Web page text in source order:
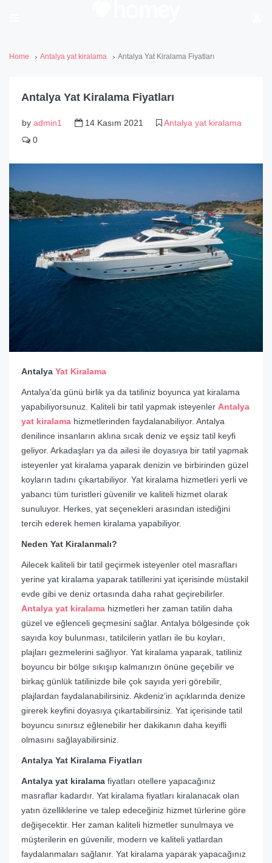
Home Antalya yat kiralama Antalya Yat Kiralama Fiyatları
Antalya Yat Kiralama Fiyatları
by admin1 14 Kasım 2021
Antalya yat kiralama
0
Antalya Yat Kiralama
Antalya’da günü birlik ya da tatiliniz boyunca yat kiralama
yapabiliyorsunuz. Kaliteli bir tatil yapmak isteyenler Antalya
yat kiralama hizmetlerinden faydalanabiliyor. Antalya
denilince insanların aklına sıcak deniz ve eşsiz tatil keyfi
geliyor. Arkadaşları ya da ailesi ile doyasıya bir tatil yapmak
isteyenler yat kiralama yaparak denizin ve birbirinden güzel
koyların tadını çıkartabiliyor. Yat kiralama hizmetleri yerli ve
yabancı tüm turistleri güvenilir ve kaliteli hizmet olarak
sunuluyor. Herkes, yat seçenekleri arasından istediğini
tercih ederek hemen kiralama yapabiliyor.
Neden Yat Kiralanmalı?
Ailecek kaliteli bir tatil geçirmek isteyenler otel masrafları
yerine yat kiralama yaparak tatillerini yat içerisinde müstakil
evde gibi ve deniz ortasında daha rahat geçirebilirler.
Antalya yat kiralama hizmetleri her zaman tatilin daha
güzel ve eğlenceli geçmesini sağlar. Antalya bölgesinde çok
sayıda koy bulunması, tatilcilerin yatları ile bu koyları,
plajları gezmelerini sağlıyor. Yat kiralama yaparak, tatiliniz
boyuncu bir bölge sıkışıp kalmanızın önüne geçebilir ve
birkaç günlük tatilinizde bile çok sayıda yeri görebilir,
plajlardan faydalanabilirsiniz. Akdeniz’in açıklarında denize
girerek keyfini doyasıya çıkartabilirsiniz. Yat içerisinde tatil
boyuncu sınırsız eğlenebilir her dakikanın daha keyifli
olmasını sağlayabilirsiniz.
Antalya Yat Kiralama Fiyatları
Antalya yat kiralama fiyatları otellere yapacağınız
masraflar kadardır. Yat kiralama fiyatları kiralanacak olan
yatın özelliklerine ve talep edeceğiniz hizmet türlerine göre
değişecektir. Her zaman kaliteli hizmetler sunulmaya ve
müşterilerin en güvenilir, modern ve kaliteli yatlardan
faydalanmaları sağlanır. Yat kiralama yaparak yapacağınız